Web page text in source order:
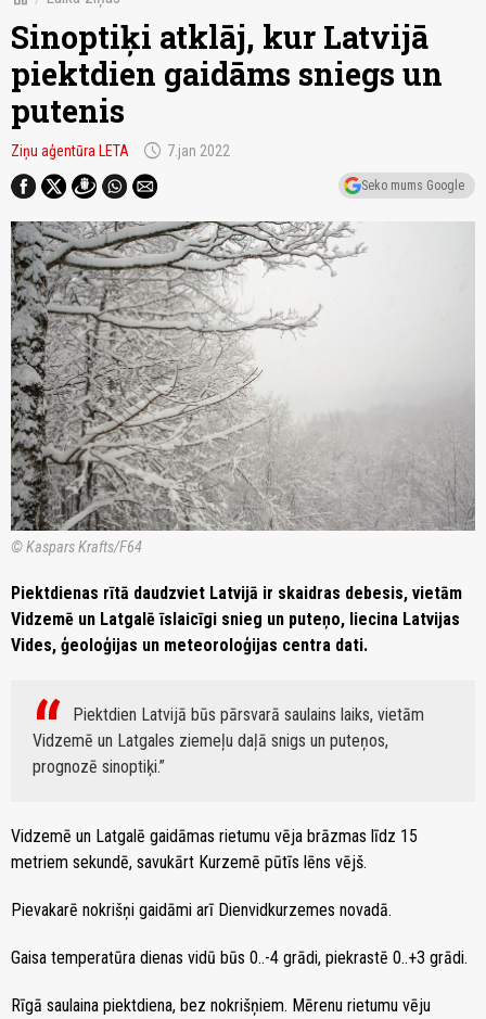
Sinoptiķi atklāj, kur Latvijā
piektdien gaidāms sniegs un
putenis
Ziņu aģentūra LETA schedule 7.jan 2022
Seko mums Google
© Kaspars Krafts/F64
Piektdienas rītā daudzviet Latvijā ir skaidras debesis, vietām
Vidzemē un Latgalē īslaicīgi snieg un puteņo, liecina Latvijas
Vides, ģeoloģijas un meteoroloģijas centra dati.
Piektdien Latvijā būs pārsvarā saulains laiks, vietām
Vidzemē un Latgales ziemeļu daļā snigs un puteņos,
prognozē sinoptiķi.
Vidzemē un Latgalē gaidāmas rietumu vēja brāzmas līdz 15
metriem sekundē, savukārt Kurzemē pūtīs lēns vējš.
Pievakarē nokrišņi gaidāmi arī Dienvidkurzemes novadā.
Gaisa temperatūra dienas vidū būs 0..-4 grādi, piekrastē 0..+3 grādi.
Rīgā saulaina piektdiena, bez nokrišņiem. Mērenu rietumu vēju